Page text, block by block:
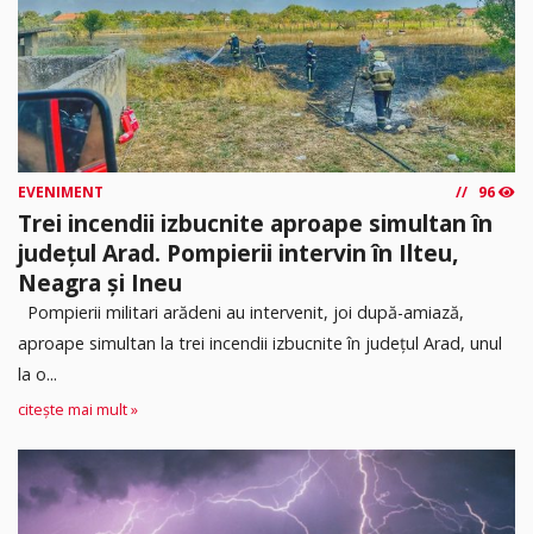
EVENIMENT 96
Trei incendii izbucnite aproape simultan în
județul Arad. Pompierii intervin în Ilteu,
Neagra și Ineu
Pompierii militari arădeni au intervenit, joi după-amiază,
aproape simultan la trei incendii izbucnite în județul Arad, unul
la o...
citește mai mult »